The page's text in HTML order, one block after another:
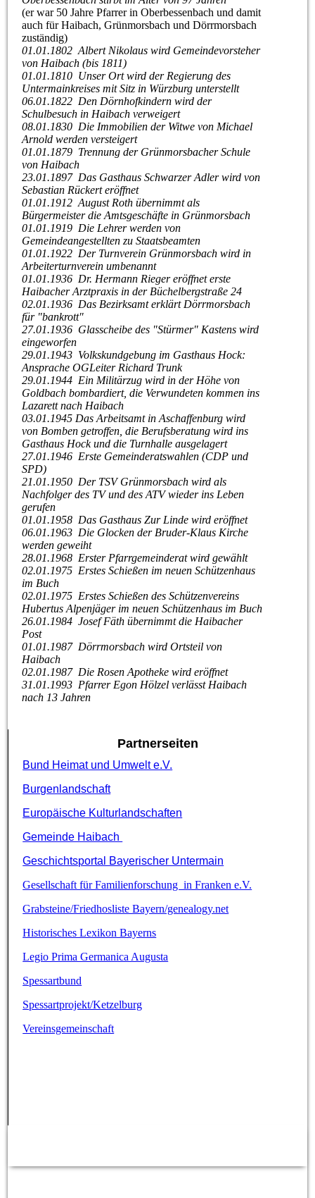
(er war 50 Jahre Pfarrer in Oberbessenbach und damit
auch für Haibach, Grünmorsbach und Dörrmorsbach
zuständig)
01.01.1802 Albert Nikolaus wird Gemeindevorsteher
von Haibach (bis 1811)
01.01.1810 Unser Ort wird der Regierung des
Untermainkreises mit Sitz in Würzburg unterstellt
06.01.1822 Den Dörnhofkindern wird der
Schulbesuch in Haibach verweigert
08.01.1830 Die Immobilien der Witwe von Michael
Arnold werden versteigert
01.01.1879 Trennung der Grünmorsbacher Schule
von Haibach
23.01.1897 Das Gasthaus Schwarzer Adler wird von
Sebastian Rückert eröffnet
01.01.1912 August Roth übernimmt als
Bürgermeister die Amtsgeschäfte in Grünmorsbach
01.01.1919 Die Lehrer werden von
Gemeindeangestellten zu Staatsbeamten
01.01.1922 Der Turnverein Grünmorsbach wird in
Arbeiterturnverein umbenannt
01.01.1936 Dr. Hermann Rieger eröffnet erste
Haibacher Arztpraxis in der Büchelbergstraße 24
02.01.1936 Das Bezirksamt erklärt Dörrmorsbach
für "bankrott"
27.01.1936 Glasscheibe des "Stürmer" Kastens wird
eingeworfen
29.01.1943 Volkskundgebung im Gasthaus Hock:
Ansprache OGLeiter Richard Trunk
29.01.1944 Ein Militärzug wird in der Höhe von
Goldbach bombardiert, die Verwundeten kommen ins
Lazarett nach Haibach
03.01.1945 Das Arbeitsamt in Aschaffenburg wird
von Bomben getroffen, die Berufsberatung wird ins
Gasthaus Hock und die Turnhalle ausgelagert
27.01.1946 Erste Gemeinderatswahlen (CDP und
SPD)
21.01.1950 Der TSV Grünmorsbach wird als
Nachfolger des TV und des ATV wieder ins Leben
gerufen
01.01.1958 Das Gasthaus Zur Linde wird eröffnet
06.01.1963 Die Glocken der Bruder-Klaus Kirche
werden geweiht
28.01.1968 Erster Pfarrgemeinderat wird gewählt
02.01.1975 Erstes Schießen im neuen Schützenhaus
im Buch
02.01.1975 Erstes Schießen des Schützenvereins
Hubertus Alpenjäger im neuen Schützenhaus im Buch
26.01.1984 Josef Fäth übernimmt die Haibacher
Post
01.01.1987 Dörrmorsbach wird Ortsteil von
Haibach
02.01.1987 Die Rosen Apotheke wird eröffnet
31.01.1993 Pfarrer Egon Hölzel verlässt Haibach
nach 13 Jahren
Partnerseiten
Bund Heimat und Umwelt e.V.
Burgenlandschaft
Europäische Kulturlandschaften
Gemeinde Haibach
Geschichtsportal Bayerischer Untermain
Gesellschaft für Familienforschung in Franken e.V.
Grabsteine/Friedhosliste Bayern/genealogy.net
Historisches Lexikon Bayerns
Legio Prima Germanica Augusta
Spessartbund
Spessartprojekt/Ketzelburg
Vereinsgemeinschaft